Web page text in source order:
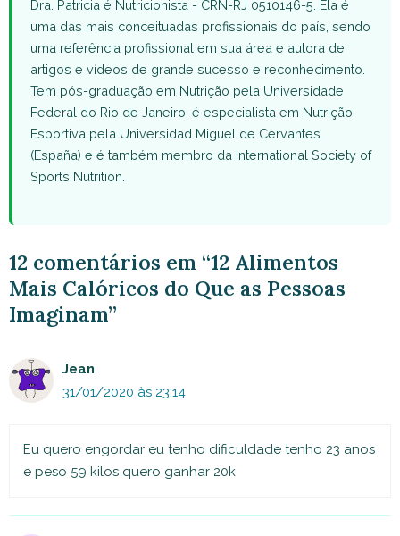
Dra. Patricia é Nutricionista - CRN-RJ 0510146-5. Ela é
uma das mais conceituadas profissionais do país, sendo
uma referência profissional em sua área e autora de
artigos e vídeos de grande sucesso e reconhecimento.
Tem pós-graduação em Nutrição pela Universidade
Federal do Rio de Janeiro, é especialista em Nutrição
Esportiva pela Universidad Miguel de Cervantes
(España) e é também membro da International Society of
Sports Nutrition.
12 comentários em “12 Alimentos
Mais Calóricos do Que as Pessoas
Imaginam”
Jean
31/01/2020 às 23:14
Eu quero engordar eu tenho dificuldade tenho 23 anos
e peso 59 kilos quero ganhar 20k